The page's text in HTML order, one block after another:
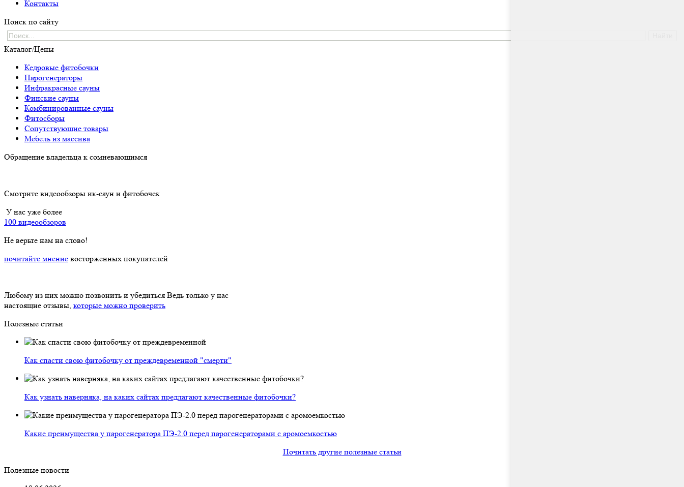
Контакты
Поиск по сайту
Каталог/Цены
Кедровые фитобочки
Парогенераторы
Инфракрасные сауны
Финские сауны
Комбинированные сауны
Фитосборы
Сопутствующие товары
Мебель из массива
Обращение владельца к сомневающимся
Смотрите видеообзоры ик-саун и фитобочек
У нас уже более
100 видеообзоров
Не верьте нам на слово!
почитайте мнение восторженных покупателей
Любому из них можно позвонить и убедиться Ведь только у нас
настоящие отзывы, которые можно проверить
Полезные статьи
Как спасти свою фитобочку от преждевременной "смерти"
Как узнать наверняка, на каких сайтах предлагают качественные фитобочки?
Какие преимущества у парогенератора ПЭ-2.0 перед парогенераторами с аромоемкостью
Почитать другие полезные статьи
Полезные новости